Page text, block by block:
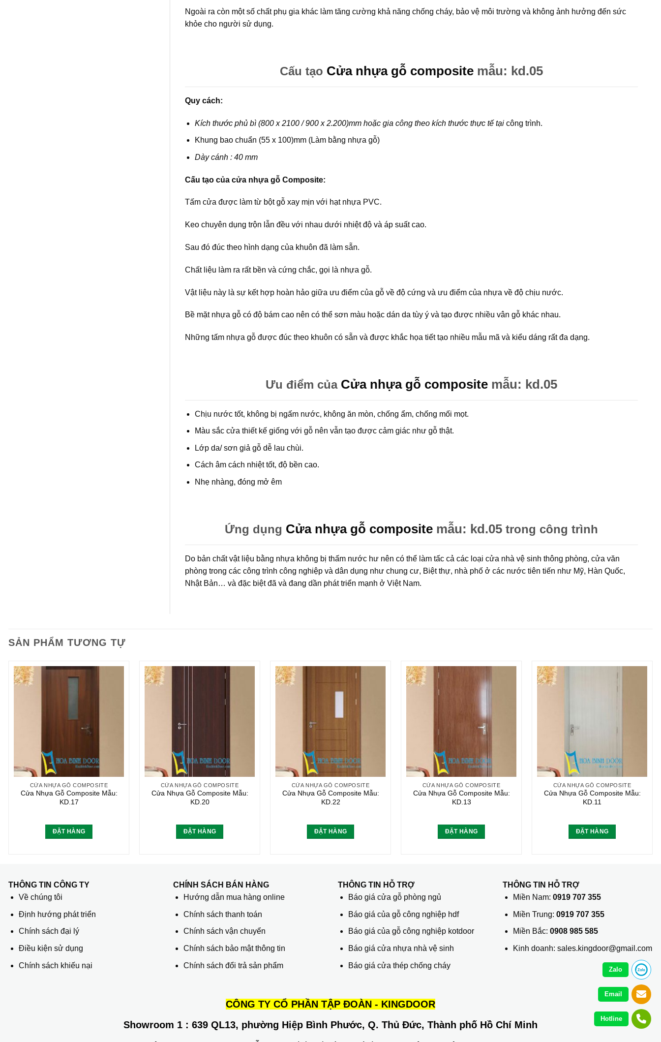
Ngoài ra còn một số chất phụ gia khác làm tăng cường khả năng chống cháy, bảo vệ môi trường và không ảnh hưởng đến sức
khỏe cho người sử dụng.
Cấu tạo Cửa nhựa gỗ compositemẫu: kd.05
Quy cách:
Kích thước phủ bì (800 x 2100 / 900 x 2.200)mm hoặc gia công theo kích thước thực tế tạicông trình.
Khung bao chuẩn (55 x 100)mm (Làm bằng nhựa gỗ)
Dày cánh : 40 mm
Cấu tạo của cửa nhựa gỗ Composite:
Tấm cửa được làm từ bột gỗ xay mịn với hạt nhựa PVC.
Keo chuyên dụng trộn lẫn đều với nhau dưới nhiệt độ và áp suất cao.
Sau đó đúc theo hình dạng của khuôn đã làm sẵn.
Chất liệu làm ra rất bền và cứng chắc, gọi là nhựa gỗ.
Vật liệu này là sự kết hợp hoàn hảo giữa ưu điểm của gỗ về độ cứng và ưu điểm của nhựa về độ chịu nước.
Bề mặt nhựa gỗ có độ bám cao nên có thể sơn màu hoặc dán da tùy ý và tạo được nhiều vân gỗ khác nhau.
Những tấm nhựa gỗ được đúc theo khuôn có sẵn và được khắc họa tiết tạo nhiều mẫu mã và kiểu dáng rất đa dạng.
Ưu điểm của Cửa nhựa gỗ compositemẫu: kd.05
Chịu nước tốt, không bị ngấm nước, không ăn mòn, chống ẩm, chống mối mọt.
Màu sắc cửa thiết kế giống với gỗ nên vẫn tạo được cảm giác như gỗ thật.
Lớp da/ sơn giả gỗ dễ lau chùi.
Cách âm cách nhiệt tốt, độ bền cao.
Nhẹ nhàng, đóng mở êm
Ứng dụng Cửa nhựa gỗ compositemẫu: kd.05 trong công trình
Do bản chất vật liệu bằng nhựa không bị thấm nước hư nên có thể làm tấc cả các loại cửa nhà vệ sinh thông phòng, cửa văn
phòng trong các công trình công nghiệp và dân dụng như chung cư, Biệt thự, nhà phố ở các nước tiên tiến như Mỹ, Hàn Quốc,
Nhật Bản… và đặc biệt đã và đang dần phát triển mạnh ở Việt Nam.
SẢN PHẨM TƯƠNG TỰ
CỬA NHỰA GỖ COMPOSITE
Cửa Nhựa Gỗ Composite Mẫu:
KD.17
ĐẶT HÀNG
CỬA NHỰA GỖ COMPOSITE
Cửa Nhựa Gỗ Composite Mẫu:
KD.20
ĐẶT HÀNG
CỬA NHỰA GỖ COMPOSITE
Cửa Nhựa Gỗ Composite Mẫu:
KD.22
ĐẶT HÀNG
CỬA NHỰA GỖ COMPOSITE
Cửa Nhựa Gỗ Composite Mẫu:
KD.13
ĐẶT HÀNG
CỬA NHỰA GỖ COMPOSITE
Cửa Nhựa Gỗ Composite Mẫu:
KD.11
ĐẶT HÀNG
THÔNG TIN CÔNG TY
Về chúng tôi
Định hướng phát triển
Chính sách đại lý
Điều kiện sử dụng
Chính sách khiếu nại
CHÍNH SÁCH BÁN HÀNG
Hướng dẫn mua hàng online
Chính sách thanh toán
Chính sách vận chuyển
Chính sách bảo mật thông tin
Chính sách đổi trả sản phẩm
THÔNG TIN HỖ TRỢ
Báo giá cửa gỗ phòng ngủ
Báo giá của gỗ công nghiệp hdf
Báo giá của gỗ công nghiệp kotdoor
Báo giá cửa nhựa nhà vệ sinh
Báo giá cửa thép chống cháy
THÔNG TIN HỖ TRỢ
Miền Nam: 0919 707 355
Miền Trung: 0919 707 355
Miền Bắc: 0908 985 585
Kinh doanh: sales.kingdoor@gmail.com
CÔNG TY CỔ PHẦN TẬP ĐOÀN - KINGDOOR
Showroom 1 : 639 QL13, phường Hiệp Bình Phước, Q. Thủ Đức, Thành phố Hồ Chí Minh
Zalo
Email
Hotline